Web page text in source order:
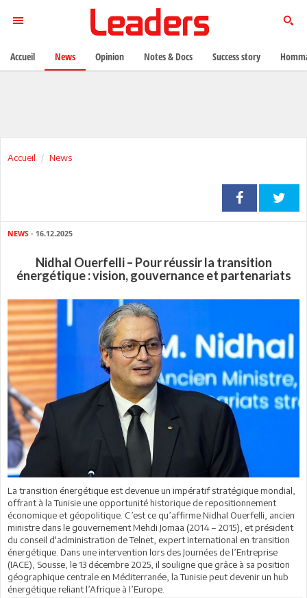
Accueil News
NEWS - 16.12.2025
Nidhal Ouerfelli – Pour réussir la transition
énergétique : vision, gouvernance et partenariats
La transition énergétique est devenue un impératif stratégique mondial,
offrant à la Tunisie une opportunité historique de repositionnement
économique et géopolitique. C’est ce qu’affirme Nidhal Ouerfelli, ancien
ministre dans le gouvernement Mehdi Jomaa (2014 – 2015), et président
du conseil d'administration de Telnet, expert international en transition
énergétique. Dans une intervention lors des Journées de l’Entreprise
(IACE), Sousse, le 13 décembre 2025, il souligne que grâce à sa position
géographique centrale en Méditerranée, la Tunisie peut devenir un hub
énergétique reliant l’Afrique à l’Europe.
Accueil News Opinion Notes & Docs Success story